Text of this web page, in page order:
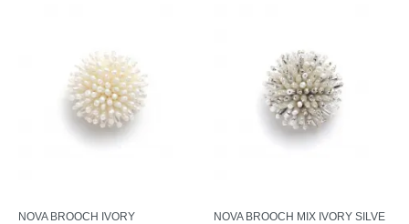
NOVA BROOCH IVORY
NOVA BROOCH MIX IVORY SILVE